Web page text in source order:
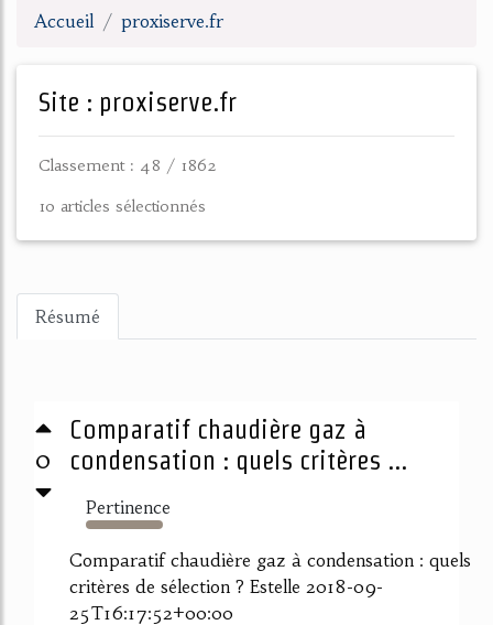
Accueil proxiserve.fr
Site : proxiserve.fr
Classement : 48 / 1862
10 articles sélectionnés
Résumé
0
Comparatif chaudière gaz à
condensation : quels critères ...
Pertinence
4956%
Comparatif chaudière gaz à condensation : quels
critères de sélection ? Estelle 2018-09-
25T16:17:52+00:00